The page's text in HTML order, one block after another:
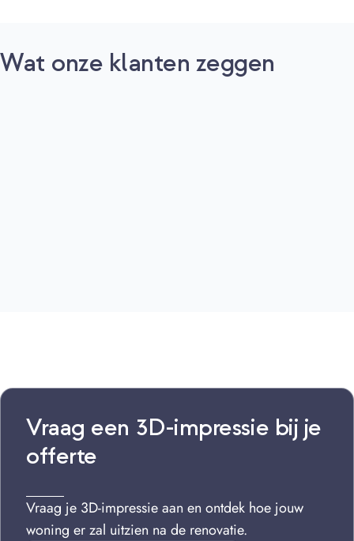
Wat onze klanten zeggen
Vraag een 3D-impressie bij je
offerte
Vraag je 3D-impressie aan en ontdek hoe jouw
woning er zal uitzien na de renovatie.